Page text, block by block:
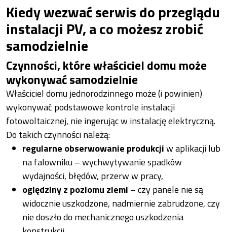
Kiedy wezwać serwis do przeglądu
instalacji PV, a co możesz zrobić
samodzielnie
Czynności, które właściciel domu może
wykonywać samodzielnie
Właściciel domu jednorodzinnego może (i powinien)
wykonywać podstawowe kontrole instalacji
fotowoltaicznej, nie ingerując w instalację elektryczną.
Do takich czynności należą:
regularne obserwowanie produkcjiw aplikacji lub
na falowniku – wychwytywanie spadków
wydajności, błędów, przerw w pracy,
oględziny z poziomu ziemi – czy panele nie są
widocznie uszkodzone, nadmiernie zabrudzone, czy
nie doszło do mechanicznego uszkodzenia